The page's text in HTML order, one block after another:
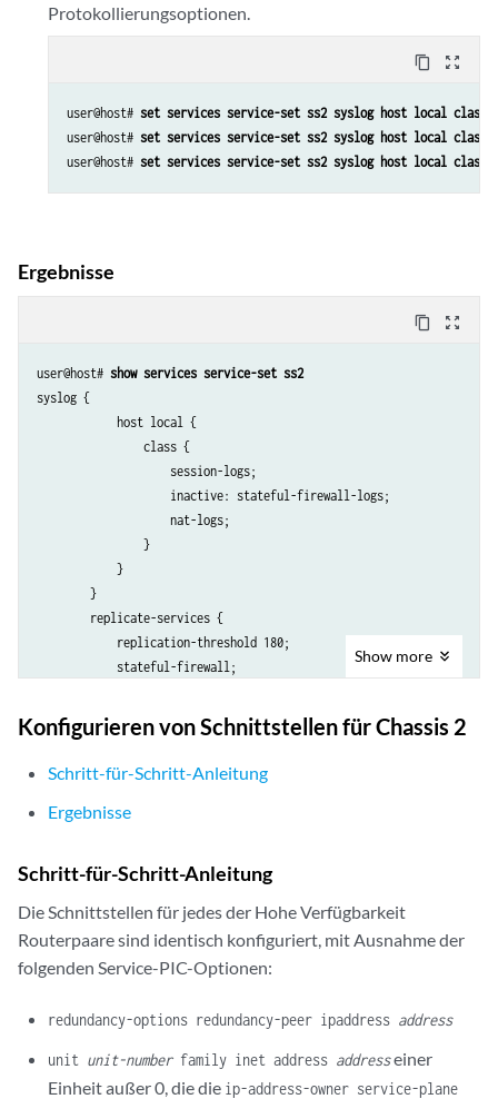
Protokollierungsoptionen.
content_copy zoom_out_map
user@host# set services service-set ss2 syslog host local class
user@host# set services service-set ss2 syslog host local
user@host# set services service-set ss2 syslog host local class
Ergebnisse
content_copy zoom_out_map
user@host# show services service-set ss2
syslog {
            host local {
                class {
                    session-logs;
                    inactive: stateful-firewall-logs;
                    nat-logs;
                }
            }
        }
        replicate-services {
            replication-threshold 180;
            stateful-firewall;
        }
        stateful-firewall-rules r2;
        inactive: nat-rules r2;
            inside-service-interface vms-3/0/0.20;
Show more
Konfigurieren von Schnittstellen für Chassis 2
Schritt-für-Schritt-Anleitung
Ergebnisse
Schritt-für-Schritt-Anleitung
Die Schnittstellen für jedes der Hohe Verfügbarkeit
Routerpaare sind identisch konfiguriert, mit Ausnahme der
folgenden Service-PIC-Optionen:
redundancy-options redundancy-peer ipaddress address
unit unit-numberfamily inet address addresseiner
Einheit außer 0, die die ip-address-owner service-plane